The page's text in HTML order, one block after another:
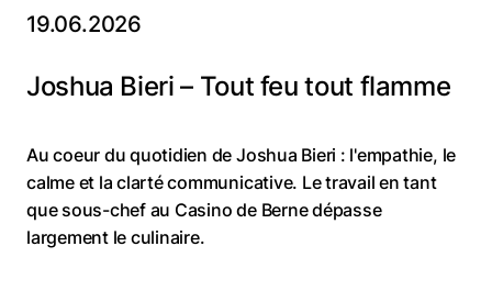
19.06.2026
Joshua Bieri – Tout feu tout flamme
Au coeur du quotidien de Joshua Bieri : l'empathie, le
calme et la clarté communicative. Le travail en tant
que sous-chef au Casino de Berne dépasse
largement le culinaire.